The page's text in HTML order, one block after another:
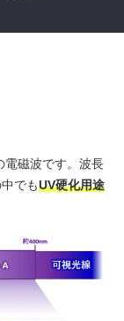
電磁波です。波長
でもUV硬化用途